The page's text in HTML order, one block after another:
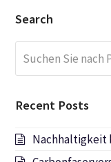
Search
Sie
nach
oder
Recent Posts
Nachhaltigkeit